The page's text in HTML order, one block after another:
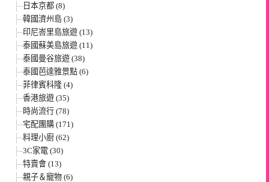
日本京都 (8)
韓國濟州島 (3)
印尼峇里島旅遊 (13)
泰國蘇美島旅遊 (11)
泰國曼谷旅遊 (38)
泰國芭達雅景點 (6)
菲律賓科隆 (4)
香港旅遊 (35)
時尚流行 (78)
宅配團購 (171)
料理小廚 (62)
3C家電 (30)
特賣會 (13)
親子＆寵物 (6)